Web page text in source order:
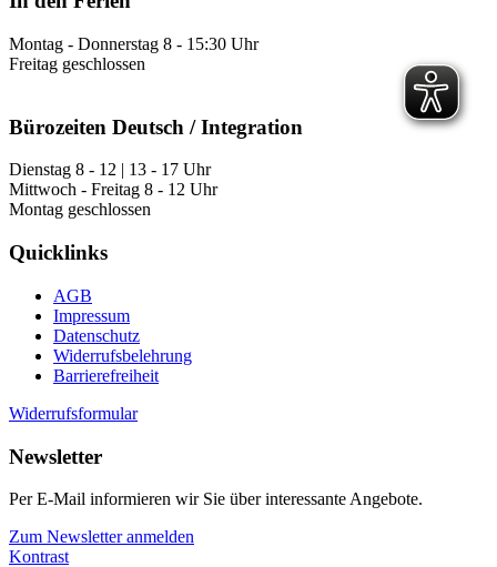
Montag - Donnerstag 8 - 15:30 Uhr
Freitag geschlossen
Bürozeiten Deutsch / Integration
Dienstag 8 - 12 | 13 - 17 Uhr
Mittwoch - Freitag 8 - 12 Uhr
Montag geschlossen
Quicklinks
AGB
Impressum
Datenschutz
Widerrufsbelehrung
Barrierefreiheit
Widerrufsformular
Newsletter
Per E-Mail informieren wir Sie über interessante Angebote.
Zum Newsletter anmelden
Kontrast